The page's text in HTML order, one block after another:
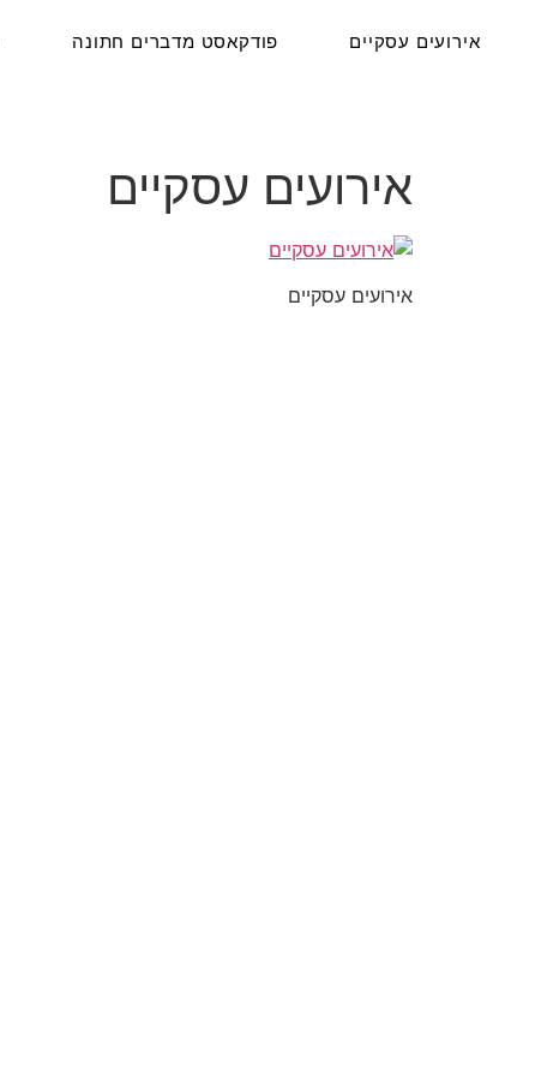
אירועים עסקיים פודקאסט מדברים חתונה
אירועים עסקיים
אירועים עסקיים